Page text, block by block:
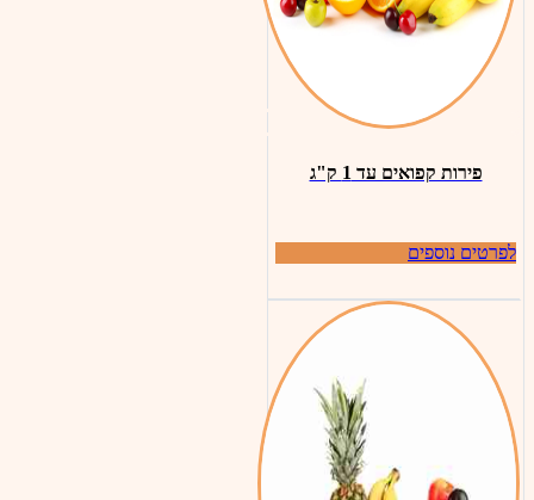
פירות קפואים עד 1 ק"ג
לפרטים נוספים